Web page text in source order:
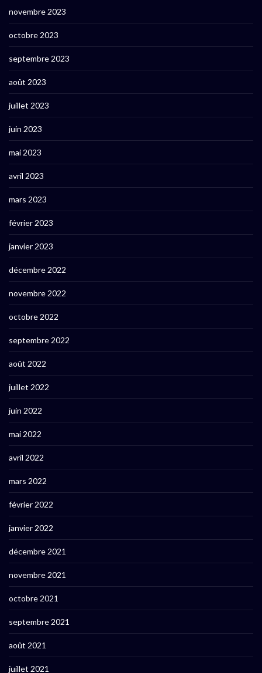
novembre 2023
octobre 2023
septembre 2023
août 2023
juillet 2023
juin 2023
mai 2023
avril 2023
mars 2023
février 2023
janvier 2023
décembre 2022
novembre 2022
octobre 2022
septembre 2022
août 2022
juillet 2022
juin 2022
mai 2022
avril 2022
mars 2022
février 2022
janvier 2022
décembre 2021
novembre 2021
octobre 2021
septembre 2021
août 2021
juillet 2021